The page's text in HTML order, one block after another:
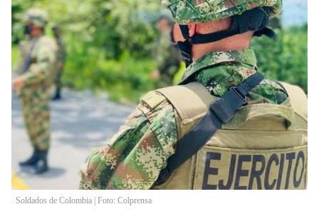
Soldados de Colombia | Foto: Colprensa